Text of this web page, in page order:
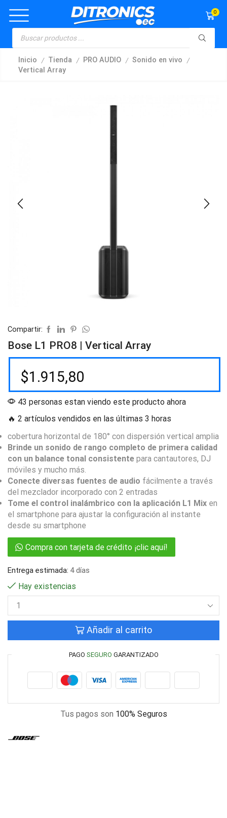
0
Inicio / Tienda / PRO AUDIO / Sonido en vivo /
Vertical Array
Compartir:
Bose L1 PRO8 | Vertical Array
$1.915,80
43 personas estan viendo este producto ahora
🔥 2 artículos vendidos en las últimas 3 horas
cobertura horizontal de 180° con dispersión vertical amplia
Brinde un sonido de rango completo de primera calidad
con un balance tonal consistente para cantautores, DJ
móviles y mucho más.
Conecte diversas fuentes de audio fácilmente a través
del mezclador incorporado con 2 entradas
Tome el control inalámbrico con la aplicación L1 Mix en
el smartphone para ajustar la configuración al instante
desde su smartphone
Compra con tarjeta de crédito ¡clic aquí!
Entrega estimada: 4 días
Hay existencias
Añadir al carrito
PAGO SEGURO GARANTIZADO
Tus pagos son 100% Seguros